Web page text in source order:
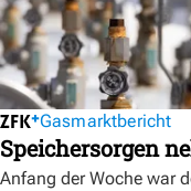
Gasmarktbericht
Speichersorgen
Anfang der Woche war